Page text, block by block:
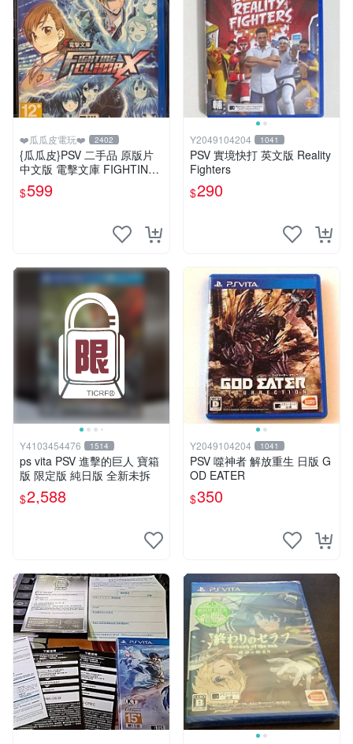
❤️瓜瓜皮電玩❤️ 2402
{瓜瓜皮}PSV 二手品 原版片
中文版 電擊文庫 FIGHTING
CLIMAX(遊戲都有回收)
$599
Y2049104204 1041
PSV 實境快打 英文版 Reality
Fighters
$290
Y4103454476 1514
ps vita PSV 進擊的巨人 寶箱
版 限定版 純日版 全新未拆
$2,588
Y2049104204 1041
PSV 噬神者 解放重生 日版 G
OD EATER
$350